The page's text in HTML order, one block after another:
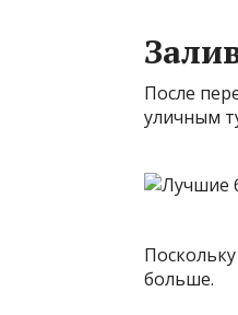
После
уличным
больше.